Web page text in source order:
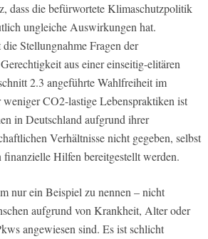
dass die befürwortete Klimaschutzpolitik
ungleiche Auswirkungen hat.
die Stellungnahme Fragen der
aus einer einseitig-elitären
2.3 angeführte Wahlfreiheit im
CO2-lastige Lebenspraktiken ist
in Deutschland aufgrund ihrer
Verhältnisse nicht gegeben, selbst
Hilfen bereitgestellt werden.
nur ein Beispiel zu nennen – nicht
aufgrund von Krankheit, Alter oder
angewiesen sind. Es ist schlicht